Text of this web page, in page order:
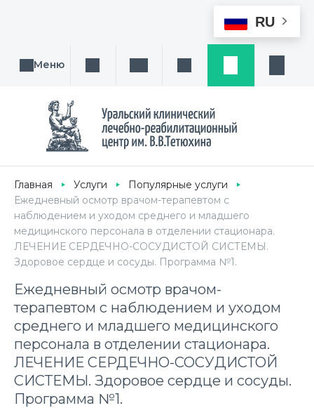
RU
Меню Поиск услуги, направления или врача
Написать намЗаказ звонка
Главная Услуги
Популярные услуги
Ежедневный осмотр врачом-терапевтом с
наблюдением и уходом среднего и младшего
медицинского персонала в отделении стационара.
ЛЕЧЕНИЕ СЕРДЕЧНО-СОСУДИСТОЙ СИСТЕМЫ.
Здоровое сердце и сосуды. Программа №1.
Ежедневный осмотр врачом-
терапевтом с наблюдением и уходом
среднего и младшего медицинского
персонала в отделении стационара.
ЛЕЧЕНИЕ СЕРДЕЧНО-СОСУДИСТОЙ
СИСТЕМЫ. Здоровое сердце и сосуды.
Программа №1.